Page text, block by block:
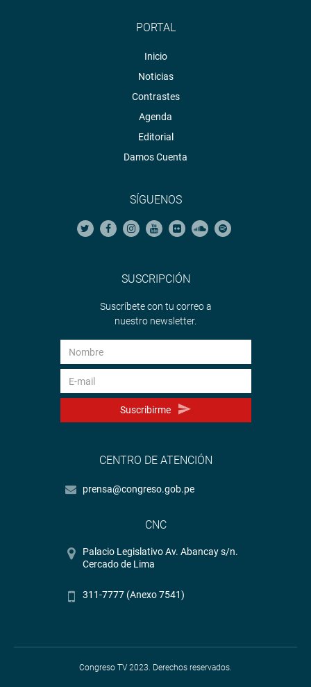
PORTAL
Inicio
Noticias
Contrastes
Agenda
Editorial
Damos Cuenta
SÍGUENOS
SUSCRIPCIÓN
Suscríbete con tu correo a
nuestro newsletter.
Suscribirme
CENTRO DE ATENCIÓN
prensa@congreso.gob.pe
CNC
Palacio Legislativo Av. Abancay s/n.
Cercado de Lima
311-7777 (Anexo 7541)
Congreso TV 2023. Derechos reservados.